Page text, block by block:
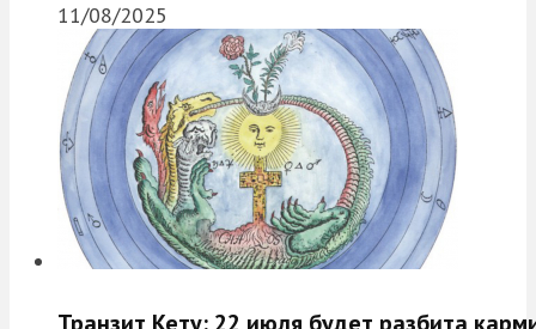
11/08/2025
Транзит Кету: 22 июля будет разбита